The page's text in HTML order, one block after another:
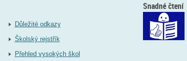
Důležité odkazy
Školský rejstřík
Přehled vysokých škol
Snadné čtení